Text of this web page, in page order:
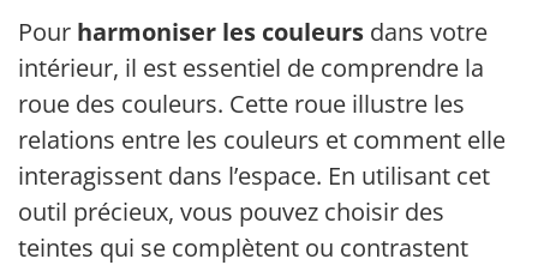
Pour harmoniser les couleurs dans votre
intérieur, il est essentiel de comprendre la
roue des couleurs. Cette roue illustre les
relations entre les couleurs et comment elles
interagissent dans l’espace. En utilisant cet
outil précieux, vous pouvez choisir des
teintes qui se complètent ou contrastent